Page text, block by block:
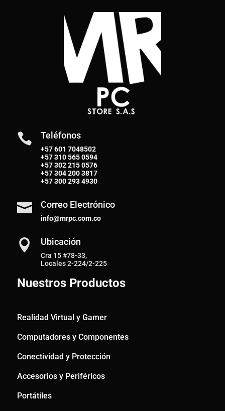
 Teléfonos
+57 601 7048502
+57310 565 0594
+57302 215 0576
+57304 200 3817
+57300 293 4930
 Correo Electrónico
info@mrpc.com.co
 Ubicación
Cra 15 #78-33,
Locales 2-224/2-225
Nuestros Productos
Realidad Virtual y Gamer
Computadores y Componentes
Conectividad y Protección
Accesorios y Periféricos
Portátiles